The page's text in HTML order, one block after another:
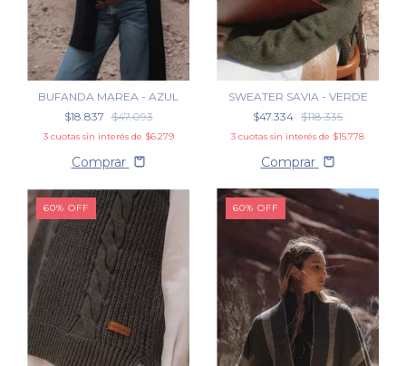
BUFANDA MAREA - AZUL
$18.837 $47.093
3 cuotas sin interés de $6.279
Comprar
SWEATER SAVIA - VERDE
$47.334 $118.335
3 cuotas sin interés de $15.778
Comprar
60% OFF 60% OFF